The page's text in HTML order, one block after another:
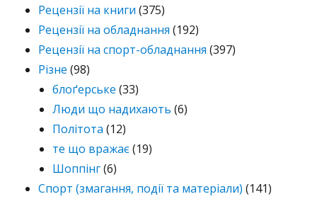
Рецензії на книги (375)
Рецензії на обладнання (192)
Рецензії на спорт-обладнання (397)
Різне (98)
блоґерське (33)
Люди що надихають (6)
Політота (12)
те що вражає(19)
Шоппінг(6)
Спорт (змагання, події та матеріали) (141)